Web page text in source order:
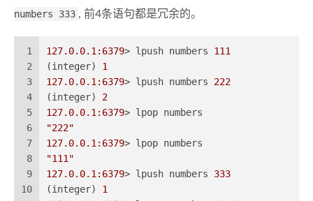
numbers 333 , 前4条语句都是冗余的。
1
2
3
4
5
6
7
8
9
10
127.0.0.1:6379> lpush numbers 111
(integer) 1
127.0.0.1:6379> lpush numbers 222
(integer) 2
127.0.0.1:6379> lpop numbers
"222"
127.0.0.1:6379> lpop numbers
"111"
127.0.0.1:6379> lpush numbers 333
(integer) 1